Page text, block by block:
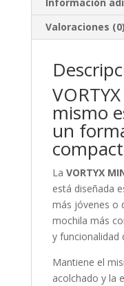
Información
Valoraciones (0)
mismo
un
La VORTYX
está diseñada
más jóvenes o
mochila más
y funcionalidad
Mantiene el
acolchado y la